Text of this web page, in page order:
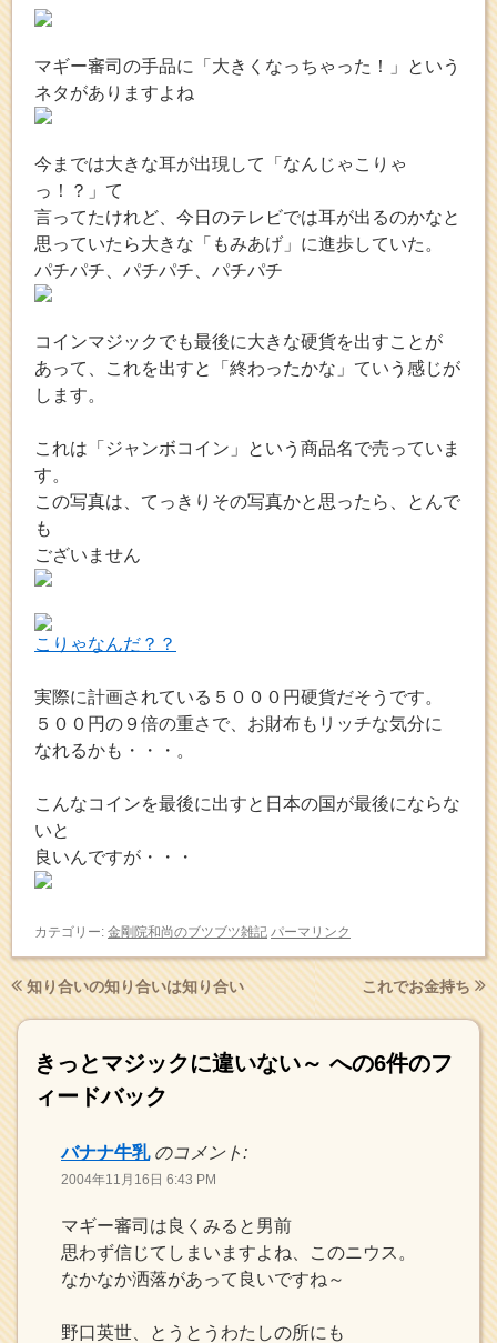
マギー審司の手品に「大きくなっちゃった！」という
ネタがありますよね
今までは大きな耳が出現して「なんじゃこりゃ
っ！？」て
言ってたけれど、今日のテレビでは耳が出るのかなと
思っていたら大きな「もみあげ」に進歩していた。
パチパチ、パチパチ、パチパチ
コインマジックでも最後に大きな硬貨を出すことが
あって、これを出すと「終わったかな」ていう感じが
します。
これは「ジャンボコイン」という商品名で売っていま
す。
この写真は、てっきりその写真かと思ったら、とんで
も
ございません
こりゃなんだ？？
実際に計画されている５０００円硬貨だそうです。
５００円の９倍の重さで、お財布もリッチな気分に
なれるかも・・・。
こんなコインを最後に出すと日本の国が最後にならな
いと
良いんですが・・・
カテゴリー: 金剛院和尚のブツブツ雑記 パーマリンク
知り合いの知り合いは知り合い これでお金持ち
きっとマジックに違いない～ への6件のフ
ィードバック
バナナ牛乳 のコメント:
2004年11月16日 6:43 PM
マギー審司は良くみると男前
思わず信じてしまいますよね、このニウス。
なかなか洒落があって良いですね～
野口英世、とうとうわたしの所にも